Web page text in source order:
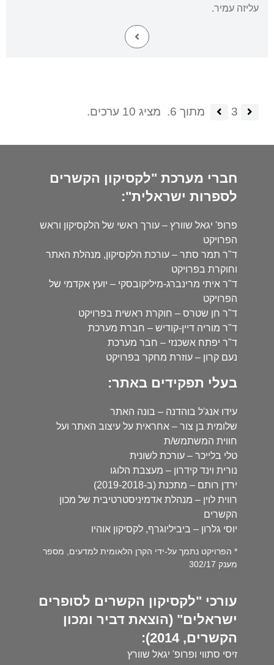
עליזה עמיר.
3 מתוך 6. מציג 10 ערכים.
חברי מערכת "לקסיקון הקשרים
לספרות ישראלית":
פרופ' יגאל שוורץ – עורך ראשי של הלקסיקון וראש
הפרויקט
ד"ר תמר סתר – עורכת הלקסיקון, מנהלת האתר
וחוקרת בפרויקט
ד"ר איתי מרינברג-מיליקובסקי – יועץ אקדמי של
הפרויקט
ד"ר חן שטרס – חוקרת ראשית בפרויקט
ד"ר מוריה דיין-קודיש – חברת מערכת
ד"ר יפתח אשכנזי – חבר מערכת
נעם קרון – עוזרת מחקר בפרויקט
בעלי תפקידים באתר:
עידו אנג'ל בוהדנה – בונה האתר
שלומית בן צור – אחראית על עיצוב האתר ועל
חווית המשתמש/ת
טלי בלייכר – עורכת לשונית
נורית וינד קידרון – מעצבת הלוגו
ירדן רותם – מתכנת (ב-2019-2018)
רווית לוין – מנהלת אדמיניסטרטיבית של מכון
הקשרים
יוסי גלרון – ביביליוגרף, לקסיקון אוהיו
* הפרויקט נתמך על-ידי הקרן הלאומית למדעים, מספר
מענק 302/17
עורכי "לקסיקון הקשרים לסופרים
ישראלים" (הוצאת דביר ומכון
הקשרים, 2014):
זיסי סתווי ופרופ' יגאל שוורץ